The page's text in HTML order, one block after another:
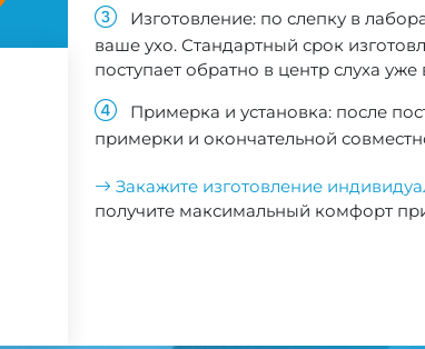
Изготовление: по слепку в
ваше ухо. Стандартный срок
поступает обратно в центр слуха уже
Примерка и установка: после
примерки и окончательной
Закажите изготовление
получите максимальный комфорт